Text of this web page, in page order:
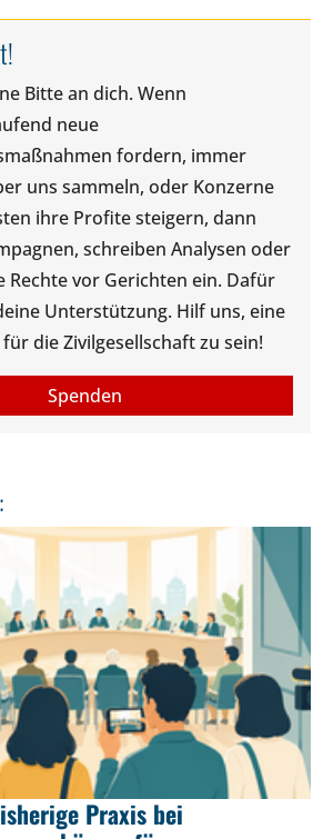
Bitte an dich. Wenn
neue
fordern, immer
uns sammeln, oder Konzerne
ihre Profite steigern, dann
schreiben Analysen oder
vor Gerichten ein. Dafür
Unterstützung. Hilf uns, eine
die Zivilgesellschaft zu sein!
Spenden
Praxis bei